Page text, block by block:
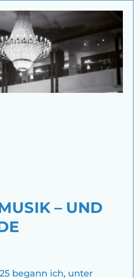
– UND
begann ich, unter